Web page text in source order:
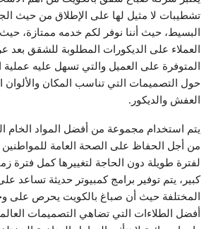
تشطيبات لا مثيل لها على الإطلاق من حيث
البسيط، حيث أننا نوفر لكم خدمه ممتازة، حيث
العملاء على الديكورات المطلوبة للشقق
المتوفرة على العميل والتي تسهل عليه عملية
حول التصميمات التي تناسب المكان والألوان
العفش والديكور.
يتم استخدام مجموعة من أفضل المواد الخام
من أجل الحفاظ على الصحة العامة للمواطنين
لفترة طويلة دون الحاجة لتغييرها كمل فترة
كبير، يتم توفير برامج كمبيوتر حديثة تساعد
المختلفة حيث أن صباغ بالكويت يحرص على
أفضل الطلاءات التي تضاهي التصميمات